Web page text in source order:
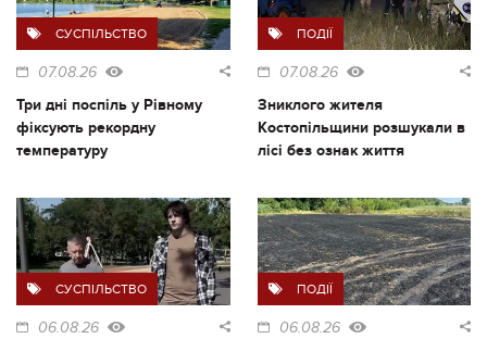
СУСПІЛЬСТВО
07.08.26
Три дні поспіль у Рівному
фіксують рекордну
температуру
ПОДІЇ
07.08.26
Зниклого жителя
Костопільщини розшукали в
лісі без ознак життя
СУСПІЛЬСТВО
06.08.26
ПОДІЇ
06.08.26